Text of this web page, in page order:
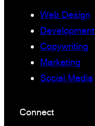
Web Design
Development
Copywriting
Marketing
Social Media
Connect